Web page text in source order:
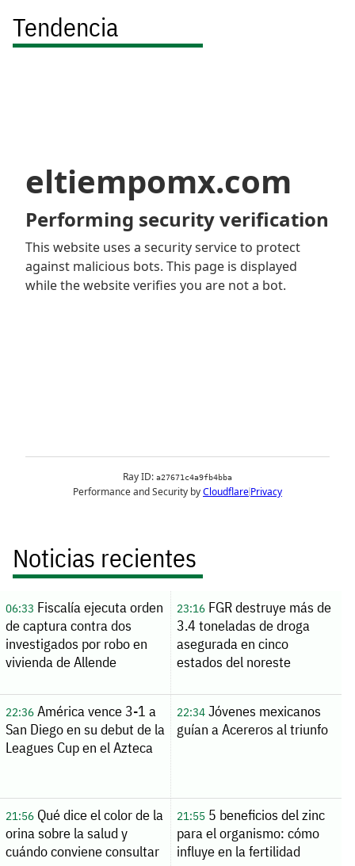
Tendencia
Noticias recientes
06:33 Fiscalía ejecuta orden
de captura contra dos
investigados por robo en
vivienda de Allende
23:16FGR destruye más de
3.4 toneladas de droga
asegurada en cinco
estados del noreste
22:36América vence 3-1 a
San Diego en su debut de la
Leagues Cup en el Azteca
22:34Jóvenes mexicanos
guían a Acereros al triunfo
21:56Qué dice el color de la
orina sobre la salud y
cuándo conviene consultar
21:555 beneficios del zinc
para el organismo: cómo
influye en la fertilidad